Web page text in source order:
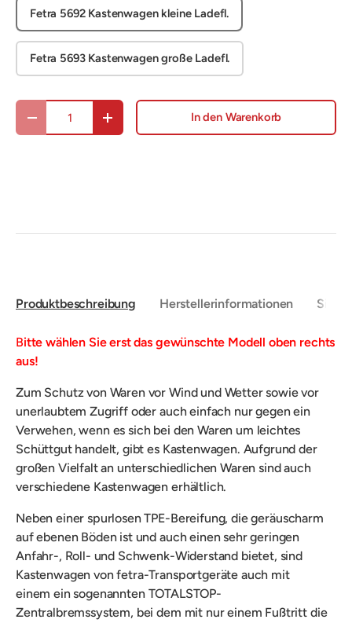
Fetra 5692 Kastenwagen kleine Ladefl.
Fetra 5693 Kastenwagen große Ladefl.
Anzahl
Menge verringernMenge erhöhen In den Warenkorb
Produktbeschreibung Herstellerinformationen
Bitte wählen Sie erst das gewünschte Modell oben rechts
aus!
Zum Schutz von Waren vor Wind und Wetter sowie vor
unerlaubtem Zugriff oder auch einfach nur gegen ein
Verwehen, wenn es sich bei den Waren um leichtes
Schüttgut handelt, gibt es Kastenwagen. Aufgrund der
großen Vielfalt an unterschiedlichen Waren sind auch
verschiedene Kastenwagen erhältlich.
Nebeneiner spurlosen TPE-Bereifung, diegeräuscharm
auf ebenen Böden ist und auch einen sehr geringen
Anfahr-, Roll- und Schwenk-Widerstand bietet, sind
Kastenwagen von fetra-Transportgeräte auch mit
einemein sogenannten TOTALSTOP-
Zentralbremssystem, bei dem mit nur einem Fußtritt die